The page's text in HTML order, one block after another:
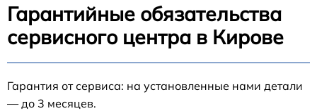
Гарантийные обязательства
сервисного центра в Кирове
Гарантия от сервиса: на установленные нами детали
— до 3 месяцев.